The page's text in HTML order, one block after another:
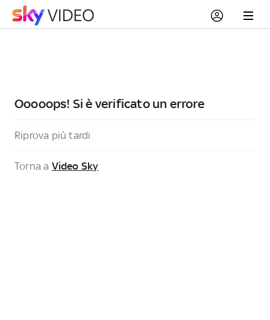
Ooooops! Si è verificato un errore
Riprova più tardi
Torna a Video Sky